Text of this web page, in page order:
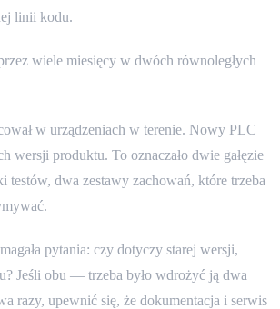
linii kodu.
wiele miesięcy w dwóch równoległych
w urządzeniach w terenie. Nowy PLC
wersji produktu. To oznaczało dwie gałęzie
testów, dwa zestawy zachowań, które trzeba
pytania: czy dotyczy starej wersji,
Jeśli obu — trzeba było wdrożyć ją dwa
razy, upewnić się, że dokumentacja i serwis